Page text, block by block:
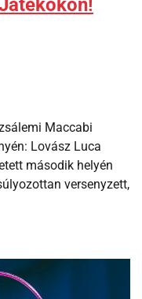
Maccabi
Lovász Luca
második helyén
versenyzett,